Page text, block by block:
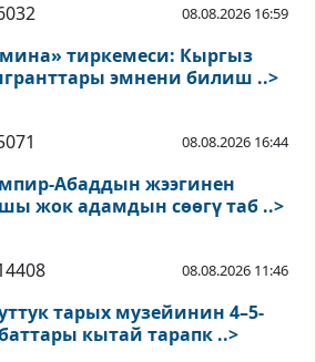
08.08.2026 16:59
тиркемеси: Кыргыз
эмнени билиш ..>
08.08.2026 16:44
Абаддын жээгинен
жок адамдын сөөгү таб ..>
08.08.2026 11:46
тарых музейинин 4–5-
кытай тарапк ..>